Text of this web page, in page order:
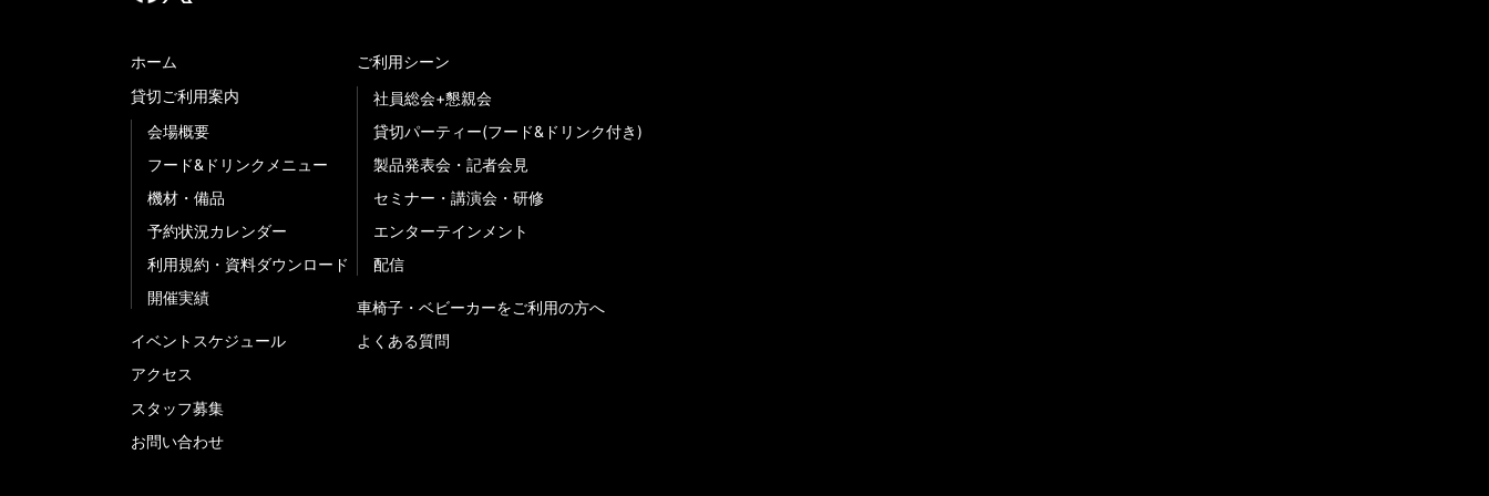
ホーム
貸切ご利用案内
会場概要
フード&ドリンクメニュー
機材・備品
予約状況カレンダー
利用規約・資料ダウンロード
開催実績
イベントスケジュール
アクセス
スタッフ募集
お問い合わせ
ご利用シーン
社員総会+懇親会
貸切パーティー(フード&ドリンク付き)
製品発表会・記者会見
セミナー・講演会・研修
エンターテインメント
配信
車椅子・ベビーカーをご利用の方へ
よくある質問